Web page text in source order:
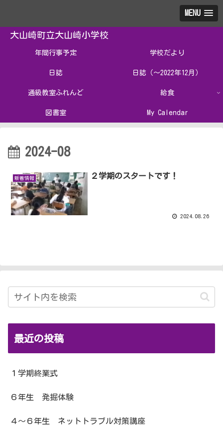
MENU
大山崎町立大山崎小学校
年間行事予定 学校だより
日誌 日誌（～2022年12月）
通級教室ふれんど 給食
図書室 My Calendar
2024-08
新着情報 ２学期のスタートです！
2024.08.26
最近の投稿
１学期終業式
６年生 発掘体験
４～６年生 ネットトラブル対策講座